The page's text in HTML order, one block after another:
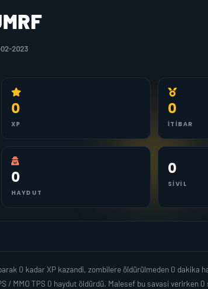
2023
0
XP
0
İTIBAR
0
HAYDUT
0
SIVIL
0 kadar XP kazandi, zombilere öldürülmeden 0 dakika
/ MMO TPS 0 haydut öldürdü. Malesef bu savasi